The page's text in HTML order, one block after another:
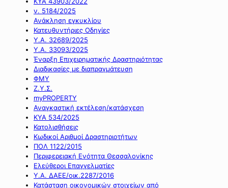
ν. 5184/2025
Ανάκληση εγκυκλίου
Κατευθυντήριες Οδηγίες
Υ.Α. 32689/2025
Υ.Α. 33093/2025
Έναρξη Επιχειρηματικής Δραστηριότητας
Διαδικασίες με διαπραγμάτευση
ΦΜΥ
Ζ.Υ.Σ.
myPROPERTY
Αναγκαστική εκτέλεση/κατάσχεση
ΚΥΑ 534/2025
Κατολισθήσεις
Κωδικοί Αριθμοί Δραστηριοτήτων
ΠΟΛ 1122/2015
Περιφερειακή Ενότητα Θεσσαλονίκης
Ελεύθεροι Επαγγελματίες
Υ.Α. ΔΑΕΕ/οικ.2287/2016
Κατάσταση οικονομικών στοιχείων από